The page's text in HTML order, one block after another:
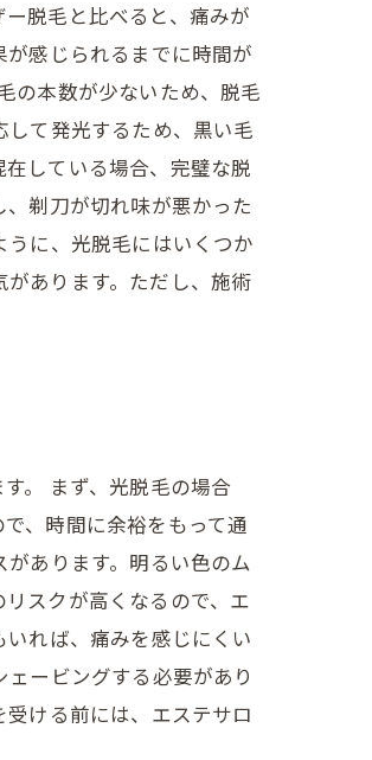
脱毛と比べると、痛みが
感じられるまでに時間が
の本数が少ないため、脱毛
て発光するため、黒い毛
している場合、完璧な脱
剃刀が切れ味が悪かった
に、光脱毛にはいくつか
あります。ただし、施術
。 まず、光脱毛の場合
、時間に余裕をもって通
あります。明るい色のム
スクが高くなるので、エ
れば、痛みを感じにくい
ービングする必要があり
ける前には、エステサロ